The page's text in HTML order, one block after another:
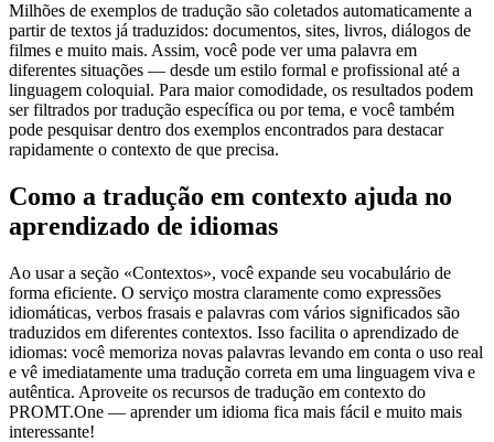
Milhões de exemplos de tradução são coletados automaticamente a
partir de textos já traduzidos: documentos, sites, livros, diálogos de
filmes e muito mais. Assim, você pode ver uma palavra em
diferentes situações — desde um estilo formal e profissional até a
linguagem coloquial. Para maior comodidade, os resultados podem
ser filtrados por tradução específica ou por tema, e você também
pode pesquisar dentro dos exemplos encontrados para destacar
rapidamente o contexto de que precisa.
Como a tradução em contexto ajuda no
aprendizado de idiomas
Ao usar a seção «Contextos», você expande seu vocabulário de
forma eficiente. O serviço mostra claramente como expressões
idiomáticas, verbos frasais e palavras com vários significados são
traduzidos em diferentes contextos. Isso facilita o aprendizado de
idiomas: você memoriza novas palavras levando em conta o uso real
e vê imediatamente uma tradução correta em uma linguagem viva e
autêntica. Aproveite os recursos de tradução em contexto do
PROMT.One — aprender um idioma fica mais fácil e muito mais
interessante!